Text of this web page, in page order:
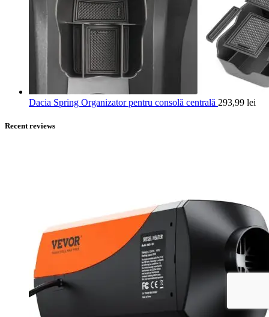
Dacia Spring Organizator pentru consolă centrală 293,99 lei
Recent reviews